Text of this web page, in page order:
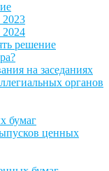
решение
на заседаниях
органов
бумаг
ценных